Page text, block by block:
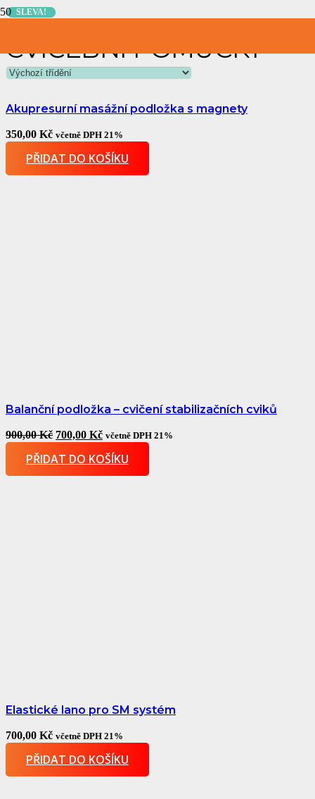
CVIČEBNÍ POMŮCKY
Akupresurní masážní podložka s magnety
350,00 Kč včetně DPH 21%
PŘIDAT DO KOŠÍKU
SLEVA!
Balanční podložka – cvičení stabilizačních cviků
900,00Kč Original
was:
700,00 KčCurrent
is:
700,00 Kč.
včetně DPH 21%
PŘIDAT DO KOŠÍKU
Elastické lano pro SM systém
700,00 Kč včetně DPH 21%
PŘIDAT DO KOŠÍKU